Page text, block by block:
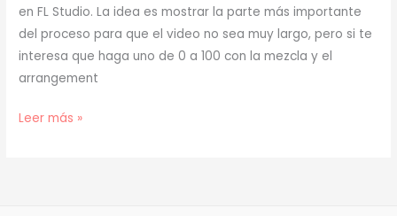
en FL Studio. La idea es mostrar la parte más importante
del proceso para que el video no sea muy largo, pero si te
interesa que haga uno de 0 a 100 con la mezcla y el
arrangement
[
Leer más »